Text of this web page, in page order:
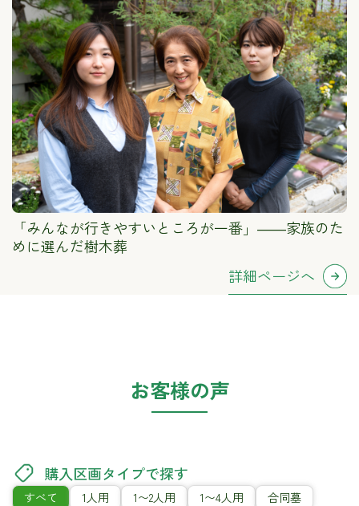
「みんなが行きやすいところが一番」――家族のた
めに選んだ樹木葬
詳細ページへ
お客様の声
購入区画タイプで探す
すべて 1人用 1〜2人用 1〜4人用
合同墓